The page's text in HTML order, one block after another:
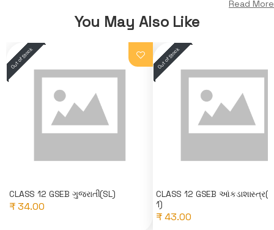
Read More
You May Also Like
CLASS 12 GSEB ગુજરાતી(SL)
₹ 34.00
CLASS 12 GSEB
1)
₹ 43.00